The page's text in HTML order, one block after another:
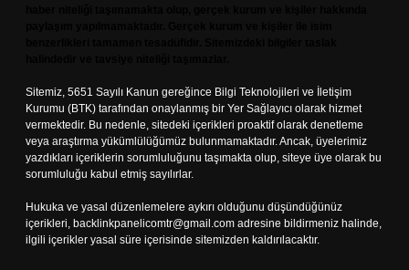
Sitemiz, 5651 Sayılı Kanun gereğince Bilgi Teknolojileri ve İletişim
Kurumu (BTK) tarafından onaylanmış bir Yer Sağlayıcı olarak hizmet
vermektedir. Bu nedenle, sitedeki içerikleri proaktif olarak denetleme
veya araştırma yükümlülüğümüz bulunmamaktadır. Ancak, üyelerimiz
yazdıkları içeriklerin sorumluluğunu taşımakta olup, siteye üye olarak bu
sorumluluğu kabul etmiş sayılırlar.
Hukuka ve yasal düzenlemelere aykırı olduğunu düşündüğünüz
içerikleri, backlinkpanelicomtr@gmail.com adresine bildirmeniz halinde,
ilgili içerikler yasal süre içerisinde sitemizden kaldırılacaktır.